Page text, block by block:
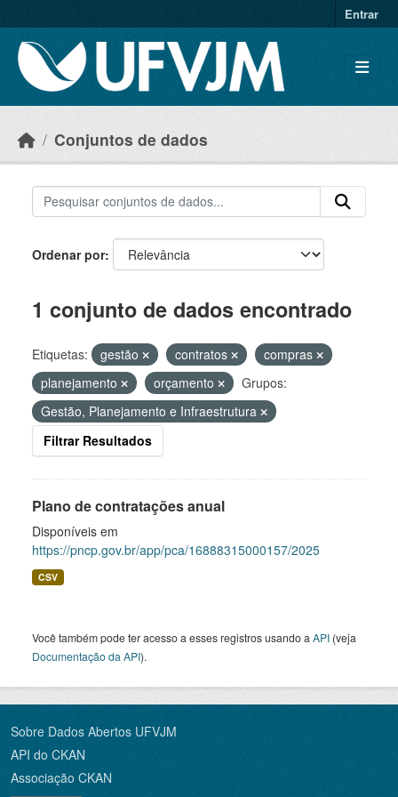
Entrar
Conjuntos de dados
Ordenar por
1 conjunto de dados encontrado
Etiquetas: gestão contratos
compras
planejamento
orçamento
Grupos:
Gestão, Planejamento e Infraestrutura
Filtrar Resultados
Plano de contratações anual
Disponíveis em
https://pncp.gov.br/app/pca/16888315000157/2025
CSV
Você também pode ter acesso a esses registros usando a API (veja
Documentação da API).
Sobre Dados Abertos UFVJM
API do CKAN
Associação CKAN